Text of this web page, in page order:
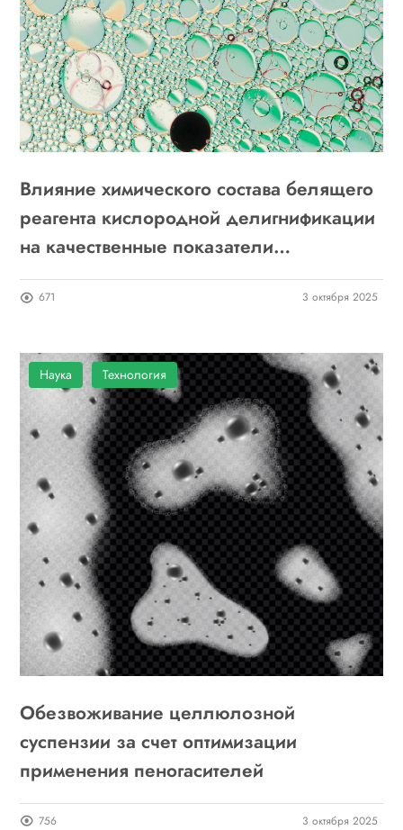
Влияние химического состава белящего
реагента кислородной делигнификации
на качественные показатели
целлюлозы
671 3 октября 2025
Наука Технология
Обезвоживание целлюлозной
суспензии за счет оптимизации
применения пеногасителей
756 3 октября 2025